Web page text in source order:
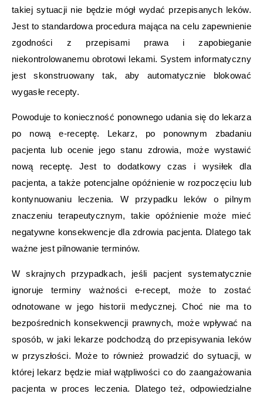
takiej sytuacji nie będzie mógł wydać przepisanych leków.
Jest to standardowa procedura mająca na celu zapewnienie
zgodności z przepisami prawa i zapobieganie
niekontrolowanemu obrotowi lekami. System informatyczny
jest skonstruowany tak, aby automatycznie blokować
wygasłe recepty.
Powoduje to konieczność ponownego udania się do lekarza
po nową e-receptę. Lekarz, po ponownym zbadaniu
pacjenta lub ocenie jego stanu zdrowia, może wystawić
nową receptę. Jest to dodatkowy czas i wysiłek dla
pacjenta, a także potencjalne opóźnienie w rozpoczęciu lub
kontynuowaniu leczenia. W przypadku leków o pilnym
znaczeniu terapeutycznym, takie opóźnienie może mieć
negatywne konsekwencje dla zdrowia pacjenta. Dlatego tak
ważne jest pilnowanie terminów.
W skrajnych przypadkach, jeśli pacjent systematycznie
ignoruje terminy ważności e-recept, może to zostać
odnotowane w jego historii medycznej. Choć nie ma to
bezpośrednich konsekwencji prawnych, może wpływać na
sposób, w jaki lekarze podchodzą do przepisywania leków
w przyszłości. Może to również prowadzić do sytuacji, w
której lekarz będzie miał wątpliwości co do zaangażowania
pacjenta w proces leczenia. Dlatego też, odpowiedzialne